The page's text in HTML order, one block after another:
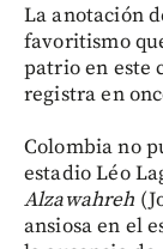
La anotación
favoritismo
patrio en este
registra en
Colombia no
estadio Léo
Alzawahreh
ansiosa en el